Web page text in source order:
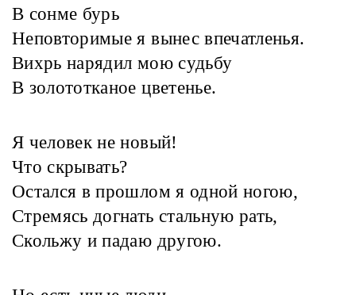
В сонме бурь
Неповторимые я вынес впечатленья.
Вихрь нарядил мою судьбу
В золототканое цветенье.
Я человек не новый!
Что скрывать?
Остался в прошлом я одной ногою,
Стремясь догнать стальную рать,
Скольжу и падаю другою.